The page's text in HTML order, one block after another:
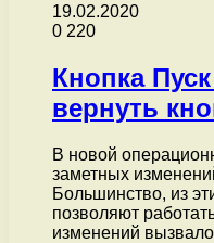
19.02.2020
0 220
Кнопка
вернуть
В новой
заметных
Большинство, из
позволяют
изменений